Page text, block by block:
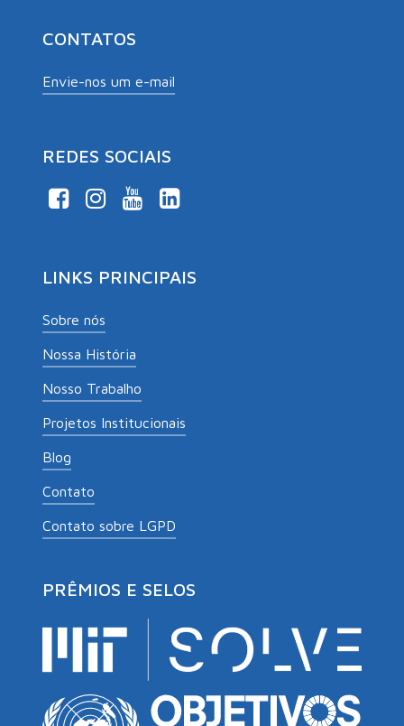
CONTATOS
Envie-nos um e-mail
REDES SOCIAIS
LINKS PRINCIPAIS
Sobre nós
Nossa História
Nosso Trabalho
Projetos Institucionais
Blog
Contato
Contato sobre LGPD
PRÊMIOS E SELOS